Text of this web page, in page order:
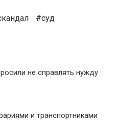
#суд
не справлять нужду
и транспортниками